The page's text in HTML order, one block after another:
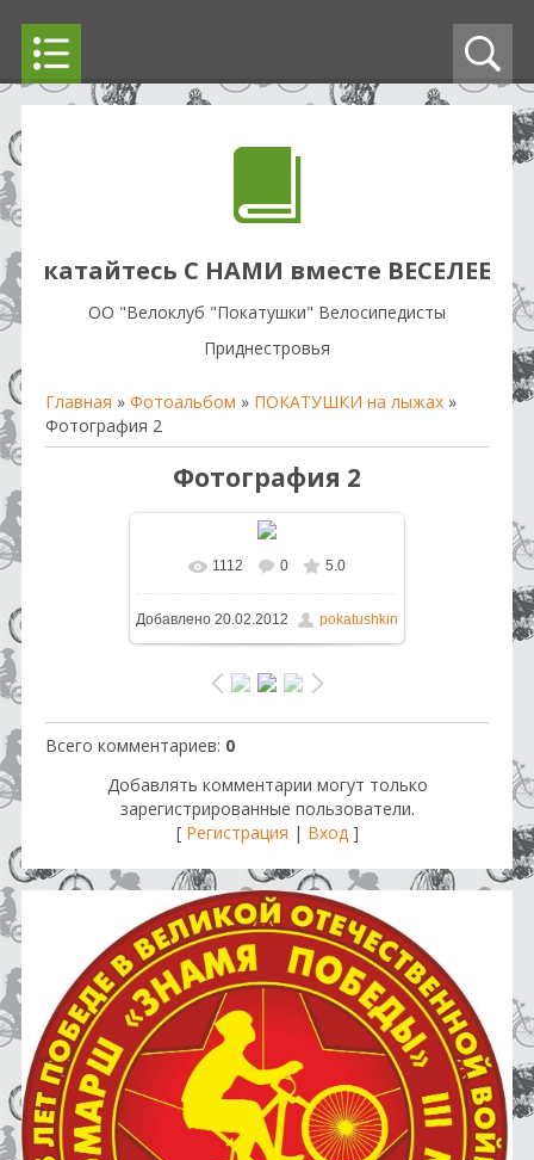
катайтесь С НАМИ вместе ВЕСЕЛЕЕ
OO "Велоклуб "Покатушки" Велосипедисты
Приднестровья
Главная » Фотоальбом » ПОКАТУШКИ на лыжах »
Фотография 2
Фотография 2
В реальном размере 800x593
220.0Kb
1112 0 5.0
Добавлено 20.02.2012 pokatushkin
Всего комментариев: 0
Добавлять комментарии могут только
зарегистрированные пользователи.
[ Регистрация | Вход]